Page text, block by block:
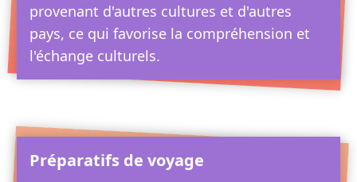
provenant d'autres cultures et d'autres
pays, ce qui favorise la compréhension et
l'échange culturels.
Préparatifs de voyage